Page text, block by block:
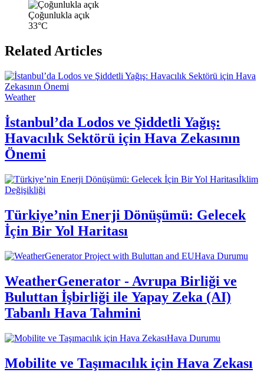
Çoğunlukla açık
33°C
Related Articles
Weather
İstanbul’da Lodos ve Şiddetli Yağış:
Havacılık Sektörü için Hava Zekasının
Önemi
İklim
Değişikliği
Türkiye’nin Enerji Dönüşümü: Gelecek
İçin Bir Yol Haritası
Hava Durumu
WeatherGenerator - Avrupa Birliği ve
Buluttan İşbirliği ile Yapay Zeka (AI)
Tabanlı Hava Tahmini
Hava Durumu
Mobilite ve Taşımacılık için Hava Zekası